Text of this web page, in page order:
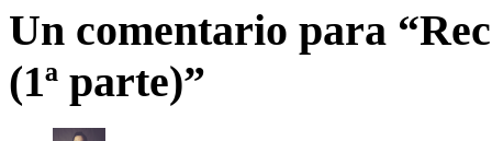
Un comentario para
(1ª parte)”